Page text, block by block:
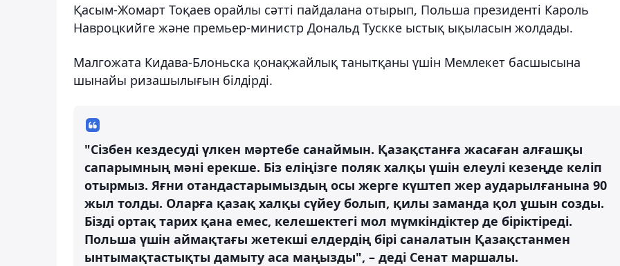
Қасым-Жомарт Тоқаев орайлы сәтті пайдалана отырып, Польша президенті Кароль
Навроцкийге және премьер-министр Дональд Тускке ыстық ықыласын жолдады.
Малгожата Кидава-Блоньска қонақжайлық танытқаны үшін Мемлекет басшысына
шынайы ризашылығын білдірді.
"Сізбен кездесуді үлкен мәртебе санаймын. Қазақстанға жасаған алғашқы
сапарымның мәні ерекше. Біз еліңізге поляк халқы үшін елеулі кезеңде келіп
отырмыз. Яғни отандастарымыздың осы жерге күштеп жер аударылғанына 90
жыл толды. Оларға қазақ халқы сүйеу болып, қилы заманда қол ұшын созды.
Бізді ортақ тарих қана емес, келешектегі мол мүмкіндіктер де біріктіреді.
Польша үшін аймақтағы жетекші елдердің бірі саналатын Қазақстанмен
ынтымақтастықты дамыту аса маңызды", – деді Сенат маршалы.